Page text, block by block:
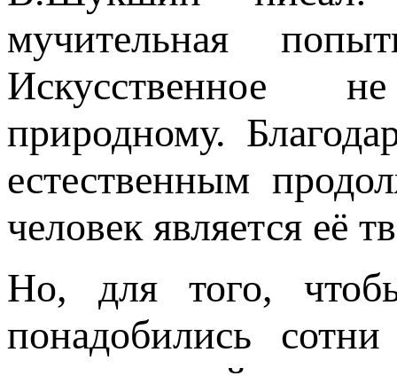
мучительная
Искусственное
природному.
естественным
человек является её
Но, для того,
понадобились